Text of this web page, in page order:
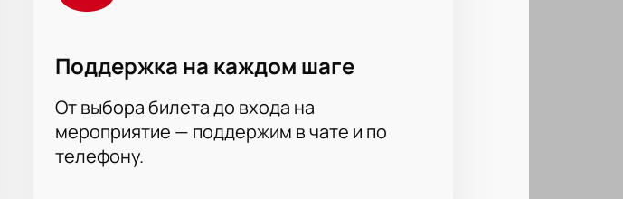
Поддержка на каждом шаге
От выбора билета до входа на
мероприятие — поддержим в чате и по
телефону.